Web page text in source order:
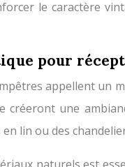
le caractère
pour
appellent un
créeront une
lin ou des